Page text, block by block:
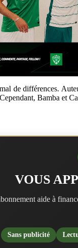
de différences.
Bamba et
VOUS
aide à
Sans publicité